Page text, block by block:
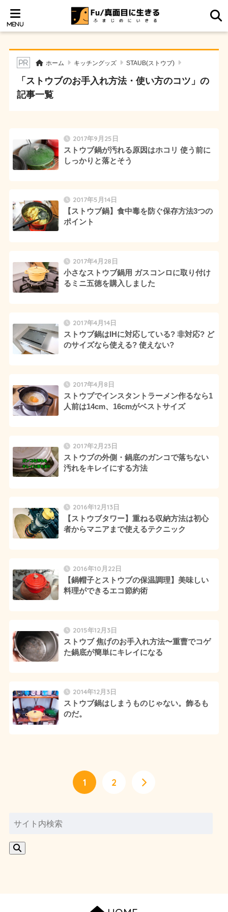
ホーム キッチングッズ STAUB(ストウブ)
「ストウブのお手入れ方法・使い方のコツ」の
記事一覧
2017年9月25日
ストウブ鍋が汚れる原因はホコリ 使う前に
しっかりと落とそう
2017年5月14日
【ストウブ鍋】食中毒を防ぐ保存方法3つの
ポイント
2017年4月28日
小さなストウブ鍋用 ガスコンロに取り付け
るミニ五徳を購入しました
2017年4月14日
ストウブ鍋はIHに対応している? 非対応? ど
のサイズなら使える? 使えない?
2017年4月8日
ストウブでインスタントラーメン作るなら1
人前は14cm、16cmがベストサイズ
2017年2月23日
ストウブの外側・鍋底のガンコで落ちない
汚れをキレイにする方法
2016年12月13日
【ストウブタワー】重ねる収納方法は初心
者からマニアまで使えるテクニック
2016年10月22日
【鍋帽子とストウブの保温調理】美味しい
料理ができるエコ節約術
2015年12月3日
ストウブ 焦げのお手入れ方法〜重曹でコゲ
た鍋底が簡単にキレイになる
2014年12月3日
ストウブ鍋はしまうものじゃない。飾るも
のだ。
1 2